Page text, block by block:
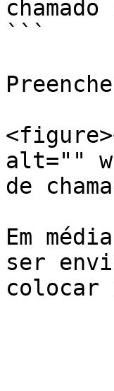
```
alt=""
de
Em
ser